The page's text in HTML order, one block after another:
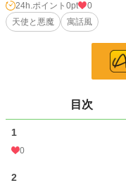
子どもの容姿をしているその
枚数にして8枚もあった。
神が遠くなっていた天界で、
つ天使たちに囲まれて。
その天使は敬意を込めてそう
それから少なくとも数百年が
──未だに子どもの、四対の翼
24h.ポイント 0pt
0
天使と悪魔
寓話風
目次
1
0
2